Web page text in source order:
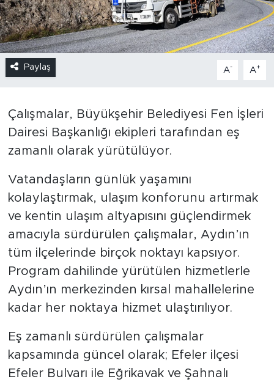
Paylaş A- A+
Çalışmalar, Büyükşehir Belediyesi Fen İşleri
Dairesi Başkanlığı ekipleri tarafından eş
zamanlı olarak yürütülüyor.
Vatandaşların günlük yaşamını
kolaylaştırmak, ulaşım konforunu artırmak
ve kentin ulaşım altyapısını güçlendirmek
amacıyla sürdürülen çalışmalar, Aydın’ın
tüm ilçelerinde birçok noktayı kapsıyor.
Program dahilinde yürütülen hizmetlerle
Aydın’ın merkezinden kırsal mahallelerine
kadar her noktaya hizmet ulaştırılıyor.
Eş zamanlı sürdürülen çalışmalar
kapsamında güncel olarak; Efeler ilçesi
Efeler Bulvarı ile Eğrikavak ve Şahnalı